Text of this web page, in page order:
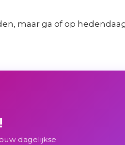
maar ga of op
dagelijkse